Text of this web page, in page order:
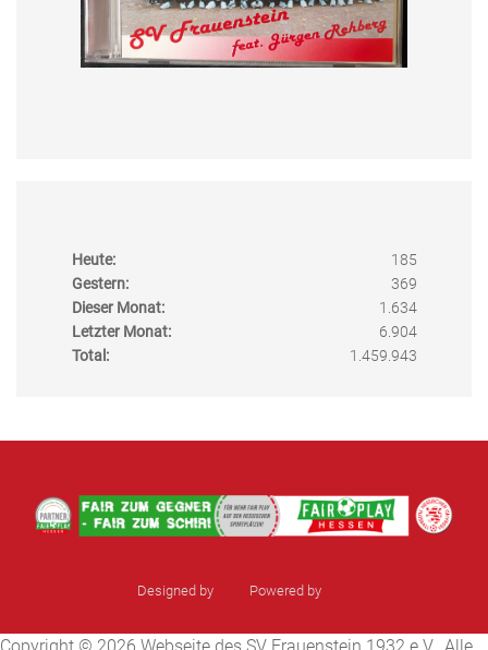
Heute:
185
Gestern:
369
Dieser Monat:
1.634
Letzter Monat:
6.904
Total:
1.459.943
Designed by Powered by